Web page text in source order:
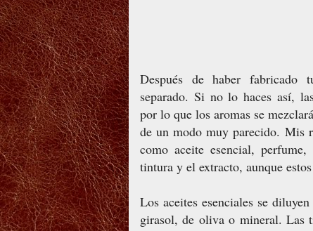
Después de haber fabricado
separado. Si no lo haces así,
por lo que los aromas se
de un modo muy parecido. Mis
como aceite esencial,
tintura y el extracto, aunque
Los aceites esenciales se
girasol, de oliva o mineral. Las